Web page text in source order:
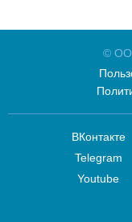
©
ВКонтакте
Telegram
Youtube